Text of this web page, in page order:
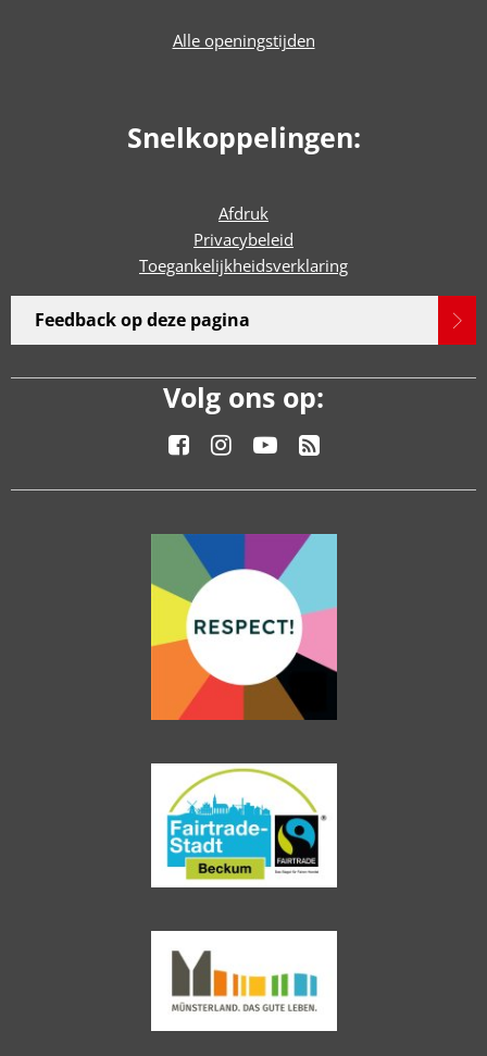
Alle openingstijden
Snelkoppelingen:
Afdruk
Privacybeleid
Toegankelijkheidsverklaring
Feedback op deze pagina
Volg ons op: